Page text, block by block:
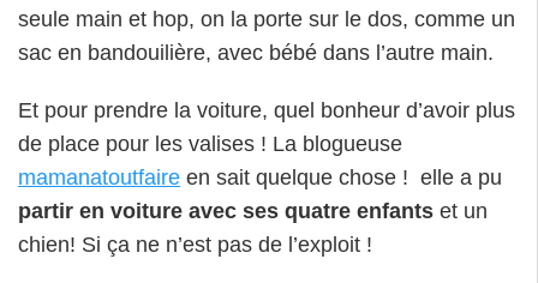
seule main et hop, on la porte sur le dos, comme un
sac en bandouilière, avec bébé dans l’autre main.
Et pour prendre la voiture, quel bonheur d’avoir plus
de place pour les valises ! La blogueuse
mamanatoutfaire en sait quelque chose ! elle a pu
partir en voiture avec ses quatre enfants et un
chien! Si ça ne n’est pas de l’exploit !